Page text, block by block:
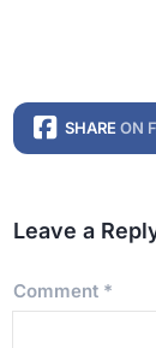
SHARE ON
Leave a
Comment *